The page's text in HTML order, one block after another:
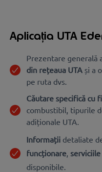
Aplicația UTA
Prezentare generală
din rețeaua UTA și a
pe ruta dvs.
Căutare specifică cu
combustibil, tipurile
adiționale UTA.
Informații detaliate
funcționare serviciile
disponibile.